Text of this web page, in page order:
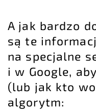
A jak bardzo
są te
na specjalne
i w Google,
(lub jak kto
algorytm: